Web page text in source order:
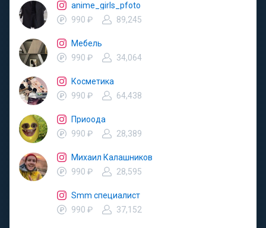
anime_girls_pfoto
990 ₽
89,245
Мебель
990 ₽
34,064
Косметика
990 ₽
64,438
Приоода
990 ₽
28,389
Михаил Калашников
990 ₽
28,595
Smm специалист
990 ₽
37,152